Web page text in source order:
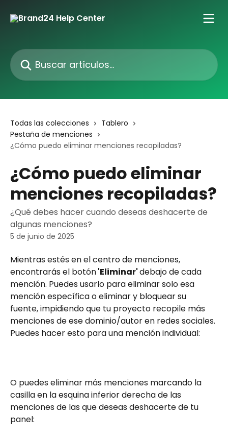
Buscar artículos...
Todas las colecciones
Tablero
Pestaña de menciones
¿Cómo puedo eliminar menciones recopiladas?
¿Cómo puedo eliminar
menciones recopiladas?
¿Qué debes hacer cuando deseas deshacerte de
algunas menciones?
5 de junio de 2025
Mientras estés en el centro de menciones,
encontrarás el botón 'Eliminar' debajo de cada
mención. Puedes usarlo para eliminar solo esa
mención específica o eliminar y bloquear su
fuente, impidiendo que tu proyecto recopile más
menciones de ese dominio/autor en redes sociales.
Puedes hacer esto para una mención individual:
O puedes eliminar más menciones marcando la
casilla en la esquina inferior derecha de las
menciones de las que deseas deshacerte de tu
panel: